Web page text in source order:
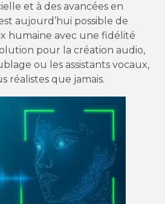
et à des avancées en
aujourd’hui possible de
humaine avec une fidélité
pour la création audio,
ou les assistants vocaux,
réalistes que jamais.